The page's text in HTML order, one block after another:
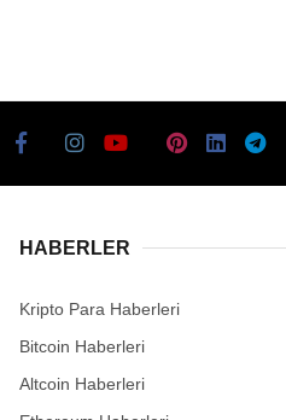
HABERLER
Kripto Para Haberleri
Bitcoin Haberleri
Altcoin Haberleri